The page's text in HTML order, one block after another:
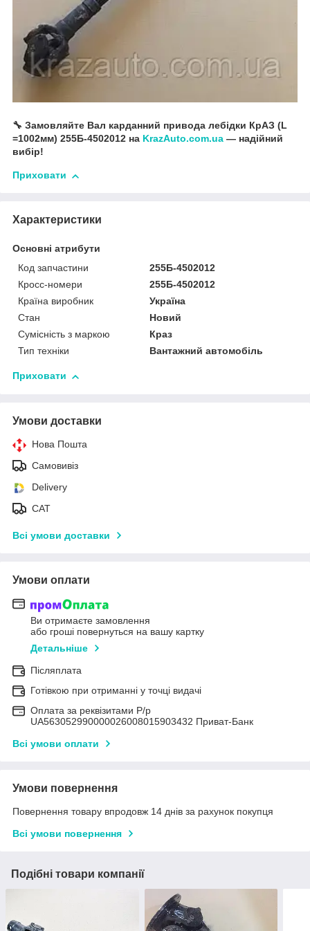
🔧 Замовляйте Вал карданний привода лебідки КрАЗ (L
=1002мм) 255Б-4502012 на KrazAuto.com.ua — надійний
вибір!
Приховати
Характеристики
Основні атрибути
Код запчастини
255Б-4502012
Кросс-номери
255Б-4502012
Країна виробник
Україна
Стан
Новий
Сумісність з маркою
Краз
Тип техніки
Вантажний автомобіль
Приховати
Умови доставки
Нова Пошта
Самовивіз
Delivery
САТ
Всі умови доставки
Умови оплати
Ви отримаєте замовлення
або гроші повернуться на вашу картку
Детальніше
Післяплата
Готівкою при отриманні у точці видачі
Оплата за реквізитами Р/р
UA563052990000026008015903432 Приват-Банк
Всі умови оплати
Умови повернення
Повернення товару впродовж 14 днів за рахунок покупця
Всі умови повернення
Подібні товари компанії